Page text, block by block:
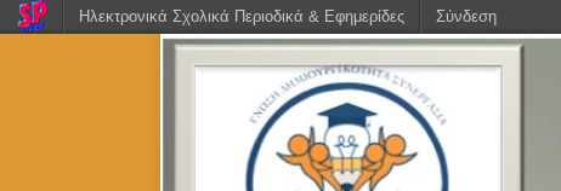
Ηλεκτρονικά Σχολικά Περιοδικά & Εφημερίδες Σύνδεση